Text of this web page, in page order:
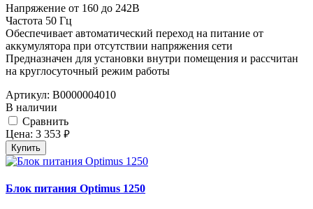
Напряжение от 160 до 242В
Частота 50 Гц
Обеспечивает автоматический переход на питание от
аккумулятора при отсутствии напряжения сети
Предназначен для установки внутри помещения и рассчитан
на круглосуточный режим работы
Артикул: В0000004010
В наличии
Cравнить
Цена: 3 353 руб.
Купить
Блок питания Optimus 1250